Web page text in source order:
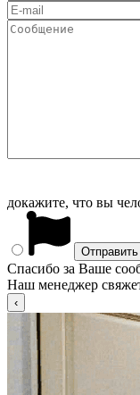
докажите, что вы
Спасибо за Ваше
Наш менеджер